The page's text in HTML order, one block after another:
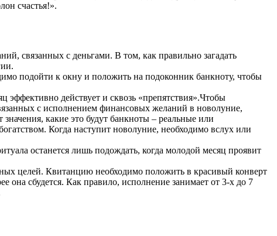
счастья!».
связанных с деньгами. В том, как правильно загадать
подойти к окну и положить на подоконник банкноту, чтобы
эффективно действует и сквозь «препятствия».Чтобы
с исполнением финансовых желаний в новолуние,
какие это будут банкноты – реальные или
Когда наступит новолуние, необходимо вслух или
останется лишь подождать, когда молодой месяц проявит
целей. Квитанцию необходимо положить в красивый конверт
она сбудется. Как правило, исполнение занимает от 3-х до 7